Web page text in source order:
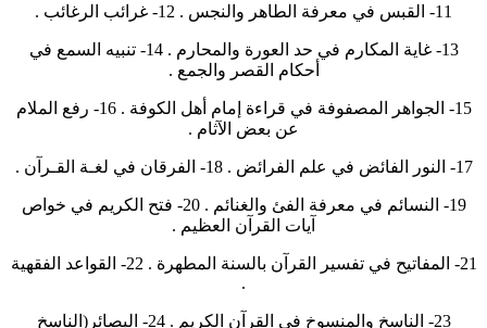
11- القبس في معرفة الطاهر والنجس . 12- غرائب الرغائب .
13- غاية المكارم في حد العورة والمحارم . 14- تنبيه السمع في
أحكام القصر والجمع .
15- الجواهر المصفوفة في قراءة إمام أهل الكوفة . 16- رفع الملام
عن بعض الآثام .
17- النور الفائض في علم الفرائض . 18- الفرقان في لغـة القـرآن .
19- النسائم في معرفة الفئ والغنائم . 20- فتح الكريم في خواص
آيات القرآن العظيم .
21- المفاتيح في تفسير القرآن بالسنة المطهرة . 22- القواعد الفقهية
.
23- الناسخ والمنسوخ في القرآن الكريم . 24- البصائر(الناسخ